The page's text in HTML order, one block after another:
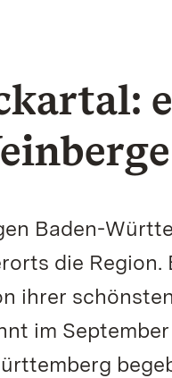
Baden-
die Region.
ihrer
im